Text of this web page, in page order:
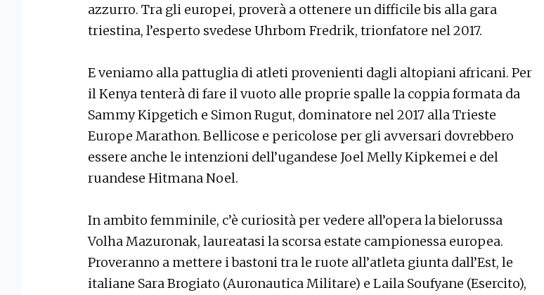
azzurro. Tra gli europei, proverà a ottenere un difficile bis alla gara
triestina, l’esperto svedese Uhrbom Fredrik, trionfatore nel 2017.
E veniamo alla pattuglia di atleti provenienti dagli altopiani africani. Per
il Kenya tenterà di fare il vuoto alle proprie spalle la coppia formata da
Sammy Kipgetich e Simon Rugut, dominatore nel 2017 alla Trieste
Europe Marathon. Bellicose e pericolose per gli avversari dovrebbero
essere anche le intenzioni dell’ugandese Joel Melly Kipkemei e del
ruandese Hitmana Noel.
In ambito femminile, c’è curiosità per vedere all’opera la bielorussa
Volha Mazuronak, laureatasi la scorsa estate campionessa europea.
Proveranno a mettere i bastoni tra le ruote all’atleta giunta dall’Est, le
italiane Sara Brogiato (Auronautica Militare) e Laila Soufyane (Esercito),